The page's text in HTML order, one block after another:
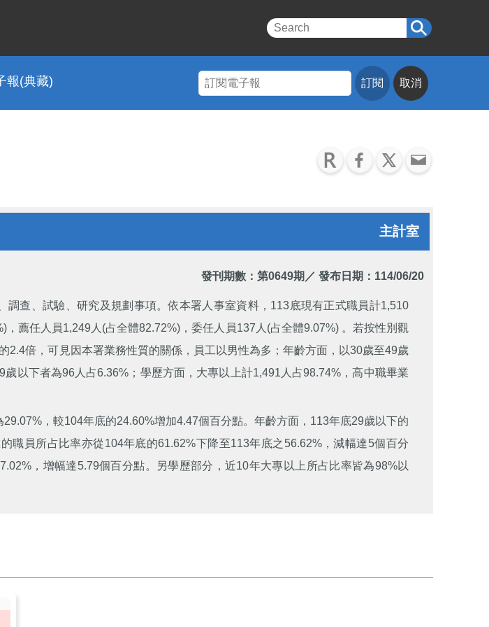
報(典藏) 訂閱 取消
主計室
發刊期數： 第0649期 ／ 發布日期：114/06/20
調查、試驗、研究及規劃事項。依本署人事室資料，113底現有正式職員計1,510
薦任人員1,249人(占全體82.72%)，委任人員137人(占全體9.07%) 。若按性別觀
倍，可見因本署業務性質的關係，員工以男性為多；年齡方面，以30歲至49歲
以下者為96人占6.36%；學歷方面，大專以上計1,491人占98.74%，高中職畢業
，較104年底的24.60%增加4.47個百分點。年齡方面，113年底29歲以下的
職員所占比率亦從104年底的61.62%下降至113年底之56.62%，減幅達5個百分
，增幅達5.79個百分點。另學歷部分，近10年大專以上所占比率皆為98%以